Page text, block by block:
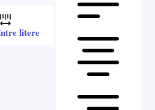
litere